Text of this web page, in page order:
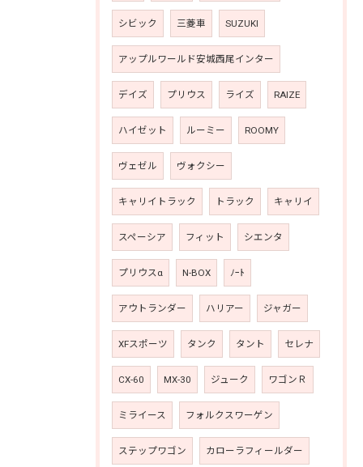
シビック 三菱車 SUZUKI
アップルワールド安城西尾インター
デイズ プリウス ライズ RAIZE
ハイゼット ルーミー ROOMY
ヴェゼル ヴォクシー
キャリイトラック トラック キャリイ
スペーシア フィット シエンタ
プリウスα N-BOX ﾉｰﾄ
アウトランダー ハリアー ジャガー
XFスポーツ タンク タント セレナ
CX-60 MX-30 ジューク ワゴンＲ
ミライース フォルクスワーゲン
ステップワゴン カローラフィールダー